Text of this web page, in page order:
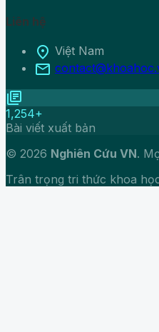
Liên hệ
location_on Việt Nam
mail
library_books
1,254+
Bài viết xuất bản
© 2026 Nghiên Cứu VN.
Trân trọng tri thức khoa